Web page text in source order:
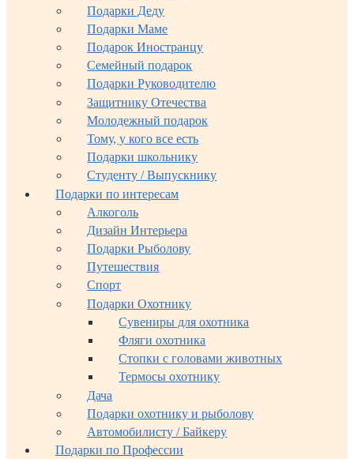
Подарки Деду
Подарки Маме
Подарок Иностранцу
Семейный подарок
Подарки Руководителю
Защитнику Отечества
Молодежный подарок
Тому, у кого все есть
Подарки школьнику
Студенту / Выпускнику
Подарки по интересам
Алкоголь
Дизайн Интерьера
Подарки Рыболову
Путешествия
Спорт
Подарки Охотнику
Сувениры для охотника
Фляги охотника
Стопки с головами животных
Термосы охотнику
Дача
Подарки охотнику и рыболову
Автомобилисту / Байкеру
Подарки по Профессии